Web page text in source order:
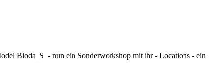
Bioda_S - nun ein Sonderworkshop mit ihr - Locations - ein